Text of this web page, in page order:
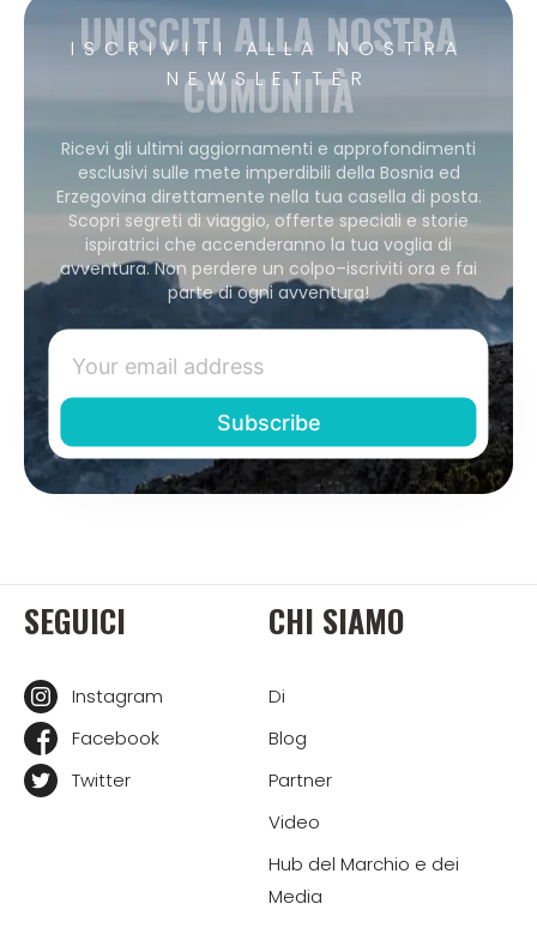
ISCRIVITI ALLA NOSTRA
NEWSLETTER
UNISCITI ALLA NOSTRA
COMUNITÀ
Ricevi gli ultimi aggiornamenti e approfondimenti
esclusivi sulle mete imperdibili della Bosnia ed
Erzegovina direttamente nella tua casella di posta.
Scopri segreti di viaggio, offerte speciali e storie
ispiratrici che accenderanno la tua voglia di
avventura. Non perdere un colpo–iscriviti ora e fai
parte di ogni avventura!
SEGUICI
Instagram
Facebook
Twitter
CHI SIAMO
Di
Blog
Partner
Video
Hub del Marchio e dei
Media